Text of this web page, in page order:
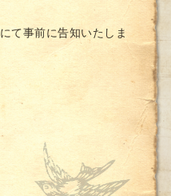
にて事前に告知いたしま